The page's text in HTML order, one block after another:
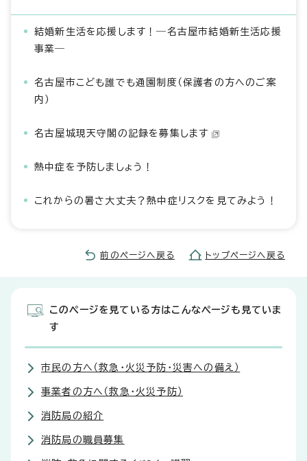
結婚新生活を応援します！―名古屋市結婚新生活応援
事業―
名古屋市こども誰でも通園制度（保護者の方へのご案
内）
名古屋城現天守閣の記録を募集します
熱中症を予防しましょう！
これからの暑さ大丈夫？熱中症リスクを見てみよう！
前のページへ戻る トップページへ戻る
このページを見ている方はこんなページも見ていま
す
市民の方へ（救急・火災予防・災害への備え）
事業者の方へ（救急・火災予防）
消防局の紹介
消防局の職員募集